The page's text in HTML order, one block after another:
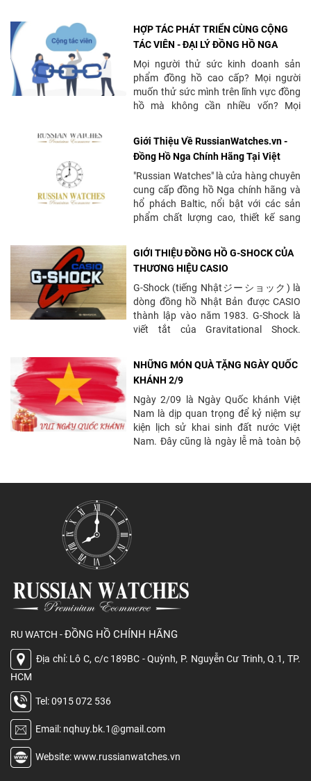
HỢP TÁC PHÁT TRIỂN CÙNG CỘNG
TÁC VIÊN - ĐẠI LÝ ĐỒNG HỒ NGA
Mọi người thử sức kinh doanh sản
phẩm đồng hồ cao cấp? Mọi người
muốn thử sức mình trên lĩnh vực đồng
hồ mà không cần nhiều vốn? Mọi
Giới Thiệu Về RussianWatches.vn -
Đồng Hồ Nga Chính Hãng Tại Việt
Nam
"Russian Watches" là cửa hàng chuyên
cung cấp đồng hồ Nga chính hãng và
hổ phách Baltic, nổi bật với các sản
phẩm chất lượng cao, thiết kế sang
GIỚI THIỆU ĐỒNG HỒ G-SHOCK CỦA
THƯƠNG HIỆU CASIO
G-Shock (tiếng Nhậtジーショック) là
dòng đồng hồ Nhật Bản được CASIO
thành lập vào năm 1983. G-Shock là
viết tắt của Gravitational Shock.
NHỮNG MÓN QUÀ TẶNG NGÀY QUỐC
KHÁNH 2/9
Ngày 2/09 là Ngày Quốc khánh Việt
Nam là dịp quan trọng để kỷ niệm sự
kiện lịch sử khai sinh đất nước Việt
Nam. Đây cũng là ngày lễ mà toàn bộ
RU WATCH -ĐỒNG HỒ CHÍNH HÃNG
Địa chỉ: Lô C, c/c 189BC - Quỳnh, P. Nguyễn Cư Trinh, Q.1, TP.
HCM
Tel: 0915 072 536
Email: nqhuy.bk.1@gmail.com
Website: www.russianwatches.vn